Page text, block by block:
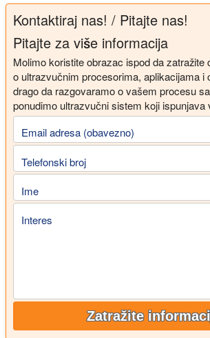
Kontaktiraj nas! / Pitajte nas!
Pitajte za više informacija
Molimo koristite obrazac ispod da zatražite
o ultrazvučnim procesorima, aplikacijama i
drago da razgovaramo o vašem procesu
ponudimo ultrazvučni sistem koji ispunjava
Email adresa (obavezno)
Telefonski broj
Ime
Interes
Zatražite